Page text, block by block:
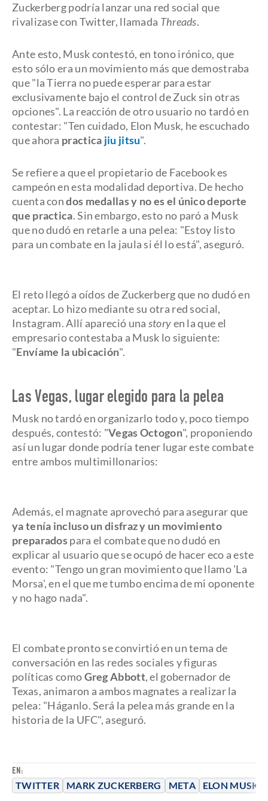
EN:
TWITTER MARK ZUCKERBERG META ELON MUSK
Zuckerberg podría lanzar una red social que
rivalizase con Twitter, llamada Threads.
Ante esto, Musk contestó, en tono irónico, que
esto sólo era un movimiento más que demostraba
que "la Tierra no puede esperar para estar
exclusivamente bajo el control de Zuck sin otras
opciones". La reacción de otro usuario no tardó en
contestar: "Ten cuidado, Elon Musk, he escuchado
que ahora practica jiu jitsu".
Se refiere a que el propietario de Facebook es
campeón en esta modalidad deportiva. De hecho
cuenta condos medallas y no es el único deporte
que practica. Sin embargo, esto no paró a Musk
que no dudó en retarle a una pelea: "Estoy listo
para un combate en la jaula si él lo está", aseguró.
El reto llegó a oídos de Zuckerberg que no dudó en
aceptar. Lo hizo mediante su otra red social,
Instagram. Allí apareció una storyen la que el
empresario contestaba a Musk lo siguiente:
"Envíame la ubicación".
Las Vegas, lugar elegido para la pelea
Musk no tardó en organizarlo todo y, poco tiempo
después, contestó: "Vegas Octogon", proponiendo
así un lugar donde podría tener lugar este combate
entre ambos multimillonarios:
Además, el magnate aprovechó para asegurar que
ya tenía incluso un disfraz y un movimiento
preparadospara el combate que no dudó en
explicar al usuario que se ocupó de hacer eco a este
evento: "Tengo un gran movimiento que llamo 'La
Morsa', en el que me tumbo encima de mi oponente
y no hago nada".
El combate pronto se convirtió en un tema de
conversación en las redes sociales y figuras
políticas comoGreg Abbott, el gobernador de
Texas, animaron a ambos magnates a realizar la
pelea: "Háganlo. Será la pelea más grande en la
historia de la UFC", aseguró.